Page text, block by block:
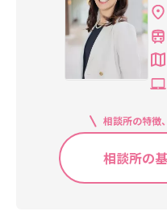
相談所の特徴
相談所の